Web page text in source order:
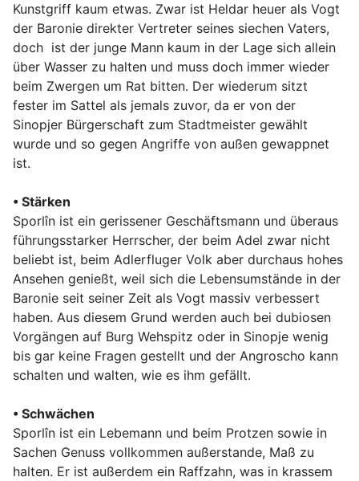
Kunstgriff kaum etwas. Zwar ist Heldar heuer als Vogt
der Baronie direkter Vertreter seines siechen Vaters,
doch ist der junge Mann kaum in der Lage sich allein
über Wasser zu halten und muss doch immer wieder
beim Zwergen um Rat bitten. Der wiederum sitzt
fester im Sattel als jemals zuvor, da er von der
Sinopjer Bürgerschaft zum Stadtmeister gewählt
wurde und so gegen Angriffe von außen gewappnet
ist.
• Stärken
Sporlîn ist ein gerissener Geschäftsmann und überaus
führungsstarker Herrscher, der beim Adel zwar nicht
beliebt ist, beim Adlerfluger Volk aber durchaus hohes
Ansehen genießt, weil sich die Lebensumstände in der
Baronie seit seiner Zeit als Vogt massiv verbessert
haben. Aus diesem Grund werden auch bei dubiosen
Vorgängen auf Burg Wehspitz oder in Sinopje wenig
bis gar keine Fragen gestellt und der Angroscho kann
schalten und walten, wie es ihm gefällt.
• Schwächen
Sporlîn ist ein Lebemann und beim Protzen sowie in
Sachen Genuss vollkommen außerstande, Maß zu
halten. Er ist außerdem ein Raffzahn, was in krassem